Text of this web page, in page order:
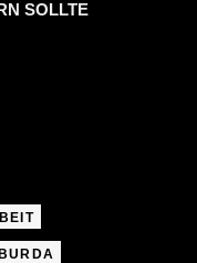
SOLLTE
BURDA